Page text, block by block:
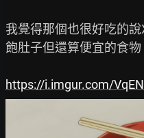
我覺得那個也很好吃的
飽肚子但還算便宜的食物
https://i.imgur.com/